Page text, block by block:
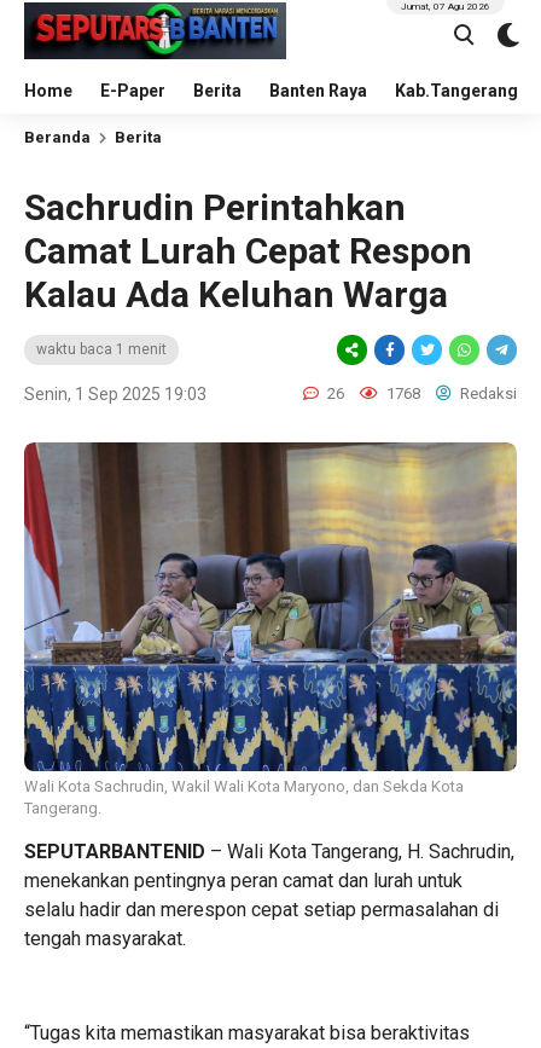
Home E-Paper Berita Banten Raya Kab.Tangerang
Jumat, 07 Agu 2026
Beranda Berita
Sachrudin Perintahkan
Camat Lurah Cepat Respon
Kalau Ada Keluhan Warga
waktu baca 1 menit
Senin, 1 Sep 2025 19:03 26 1768 Redaksi
Wali Kota Sachrudin, Wakil Wali Kota Maryono, dan Sekda Kota
Tangerang.
SEPUTARBANTENID – Wali Kota Tangerang, H. Sachrudin,
menekankan pentingnya peran camat dan lurah untuk
selalu hadir dan merespon cepat setiap permasalahan di
tengah masyarakat.
“Tugas kita memastikan masyarakat bisa beraktivitas